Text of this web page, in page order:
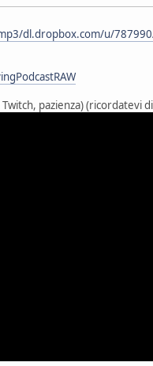
dl.dropbox.com/u/787990/
pazienza) (ricordatevi